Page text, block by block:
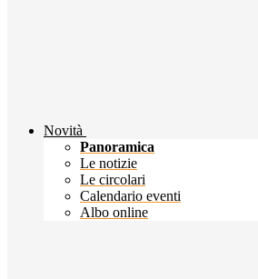
Novità
Panoramica
Le notizie
Le circolari
Calendario eventi
Albo online